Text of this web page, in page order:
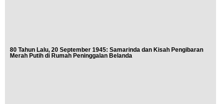
80 Tahun Lalu, 20 September 1945: Samarinda dan Kisah Pengibaran
Merah Putih di Rumah Peninggalan Belanda